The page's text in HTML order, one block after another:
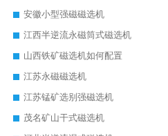
安徽小型强磁磁选机
江西半逆流永磁筒式磁选机
山西铁矿磁选机如何配置
江苏永磁磁选机
江苏锰矿选别强磁选机
茂名矿山干式磁选机